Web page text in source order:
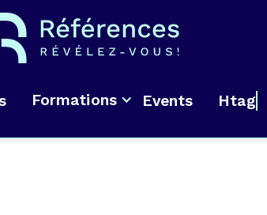
Formations Events Htag